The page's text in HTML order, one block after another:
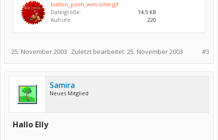
button_pooh_welcome.gif
Dateigröße:
14,5 KB
Aufrufe:
220
#3
25. November 2003 Zuletzt bearbeitet: 25. November 2003
Samira
Neues Mitglied
Hallo Elly